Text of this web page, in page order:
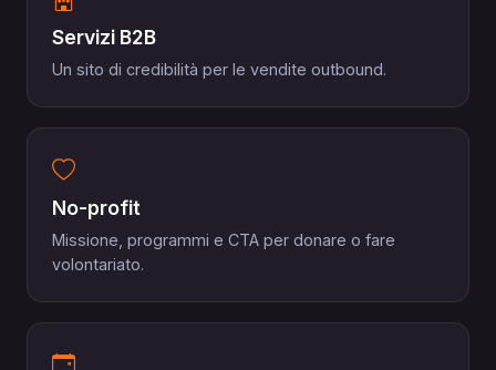
Servizi B2B
Un sito di credibilità per le vendite outbound.
No-profit
Missione, programmi e CTA per donare o fare
volontariato.